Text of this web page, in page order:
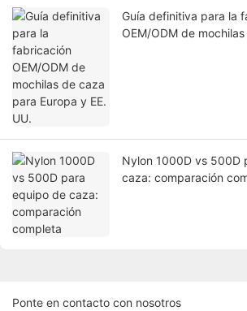
Guía definitiva para la
OEM/ODM de
Nylon 1000D vs 500D
caza: comparación
Ponte en contacto con nosotros